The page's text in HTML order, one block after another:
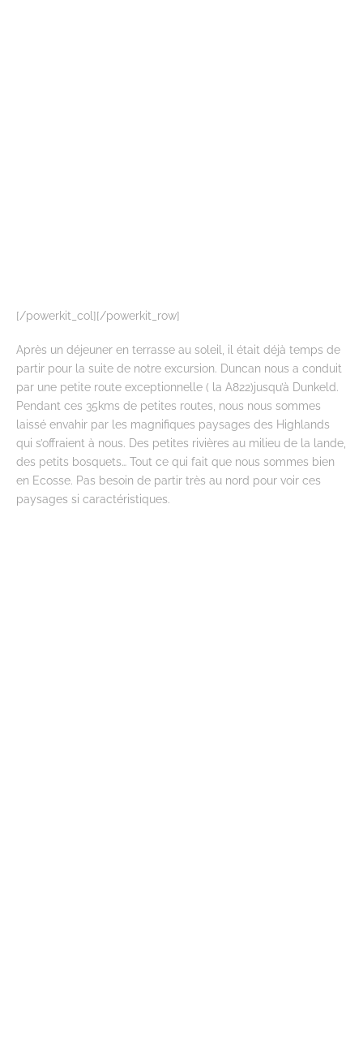
[/powerkit_col][/powerkit_row]
Après un déjeuner en terrasse au soleil, il était déjà temps de
partir pour la suite de notre excursion. Duncan nous a conduit
par une petite route exceptionnelle ( la A822)jusqu’à Dunkeld.
Pendant ces 35kms de petites routes, nous nous sommes
laissé envahir par les magnifiques paysages des Highlands
qui s’offraient à nous. Des petites rivières au milieu de la lande,
des petits bosquets… Tout ce qui fait que nous sommes bien
en Ecosse. Pas besoin de partir très au nord pour voir ces
paysages si caractéristiques.